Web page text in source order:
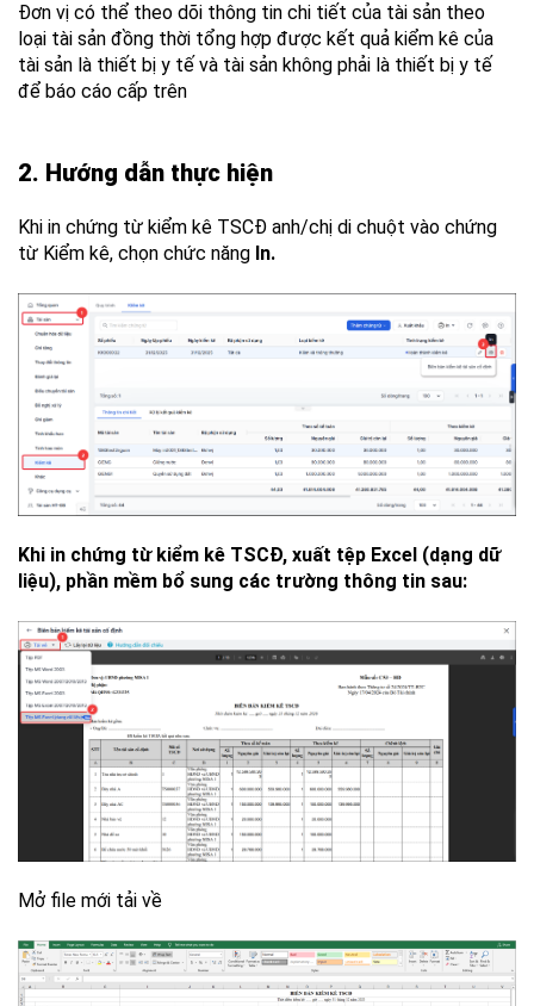
Đơn vị có thể theo dõi thông tin chi tiết của tài sản theo
loại tài sản đồng thời tổng hợp được kết quả kiểm kê của
tài sản là thiết bị y tế và tài sản không phải là thiết bị y tế
để báo cáo cấp trên
2. Hướng dẫn thực hiện
Khi in chứng từ kiểm kê TSCĐ anh/chị di chuột vào chứng
từ Kiểm kê, chọn chức năng In.
Khi in chứng từ kiểm kê TSCĐ, xuất tệp Excel (dạng dữ
liệu), phần mềm bổ sung các trường thông tin sau:
Mở file mới tải về